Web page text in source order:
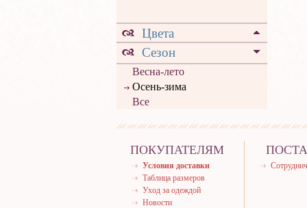
Цвета
Сезон
Весна-лето
Осень-зима
Все
ПОКУПАТЕЛЯМ
Условия доставки
Таблица размеров
Уход за одеждой
Новости